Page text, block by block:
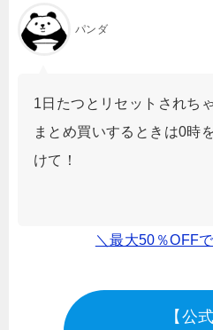
パンダ
1日たつとリセットされち
まとめ買いするときは0時
けて！
＼最大50％OFF
【公式